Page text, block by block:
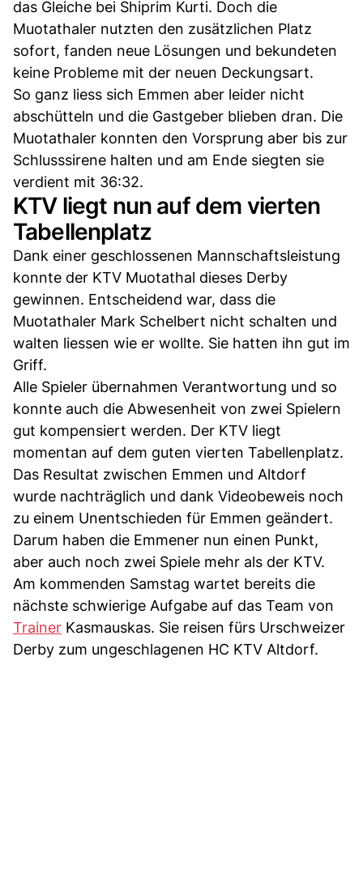
das Gleiche bei Shiprim Kurti. Doch die
Muotathaler nutzten den zusätzlichen Platz
sofort, fanden neue Lösungen und bekundeten
keine Probleme mit der neuen Deckungsart.
So ganz liess sich Emmen aber leider nicht
abschütteln und die Gastgeber blieben dran. Die
Muotathaler konnten den Vorsprung aber bis zur
Schlusssirene halten und am Ende siegten sie
verdient mit 36:32.
KTV liegt nun auf dem vierten
Tabellenplatz
Dank einer geschlossenen Mannschaftsleistung
konnte der KTV Muotathal dieses Derby
gewinnen. Entscheidend war, dass die
Muotathaler Mark Schelbert nicht schalten und
walten liessen wie er wollte. Sie hatten ihn gut im
Griff.
Alle Spieler übernahmen Verantwortung und so
konnte auch die Abwesenheit von zwei Spielern
gut kompensiert werden. Der KTV liegt
momentan auf dem guten vierten Tabellenplatz.
Das Resultat zwischen Emmen und Altdorf
wurde nachträglich und dank Videobeweis noch
zu einem Unentschieden für Emmen geändert.
Darum haben die Emmener nun einen Punkt,
aber auch noch zwei Spiele mehr als der KTV.
Am kommenden Samstag wartet bereits die
nächste schwierige Aufgabe auf das Team von
Trainer Kasmauskas. Sie reisen fürs Urschweizer
Derby zum ungeschlagenen HC KTV Altdorf.